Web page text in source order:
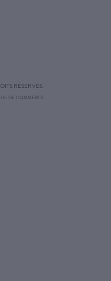
RÉSERVÉS.
DE COMMERCE